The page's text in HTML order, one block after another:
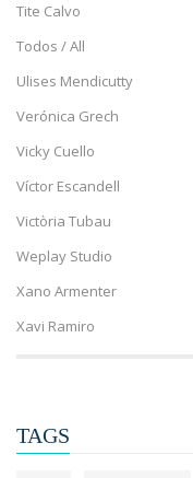
Tite Calvo
Todos / All
Ulises Mendicutty
Verónica Grech
Vicky Cuello
Víctor Escandell
Victòria Tubau
Weplay Studio
Xano Armenter
Xavi Ramiro
TAGS